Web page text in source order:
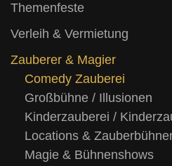
Themenfeste
Verleih & Vermietung
Zauberer & Magier
Comedy Zauberei
Großbühne / Illusionen
Kinderzauberei /
Locations &
Magie & Bühnenshows